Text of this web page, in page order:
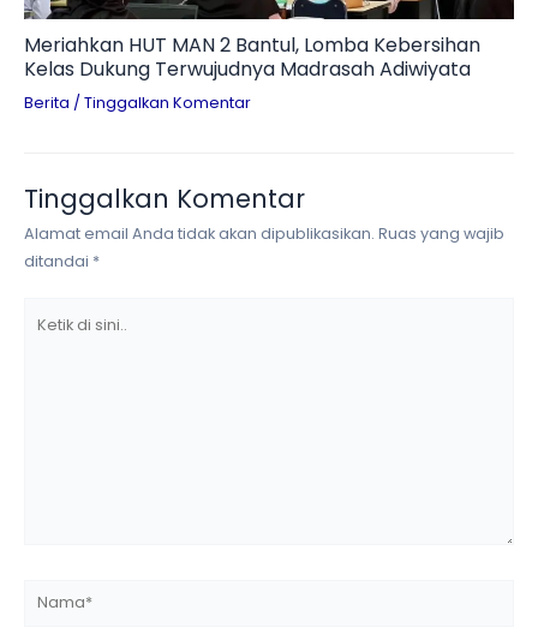
Meriahkan HUT MAN 2 Bantul, Lomba Kebersihan
Kelas Dukung Terwujudnya Madrasah Adiwiyata
Berita / Tinggalkan Komentar
Tinggalkan Komentar
Alamat email Anda tidak akan dipublikasikan. Ruas yang wajib
ditandai *
Nama*